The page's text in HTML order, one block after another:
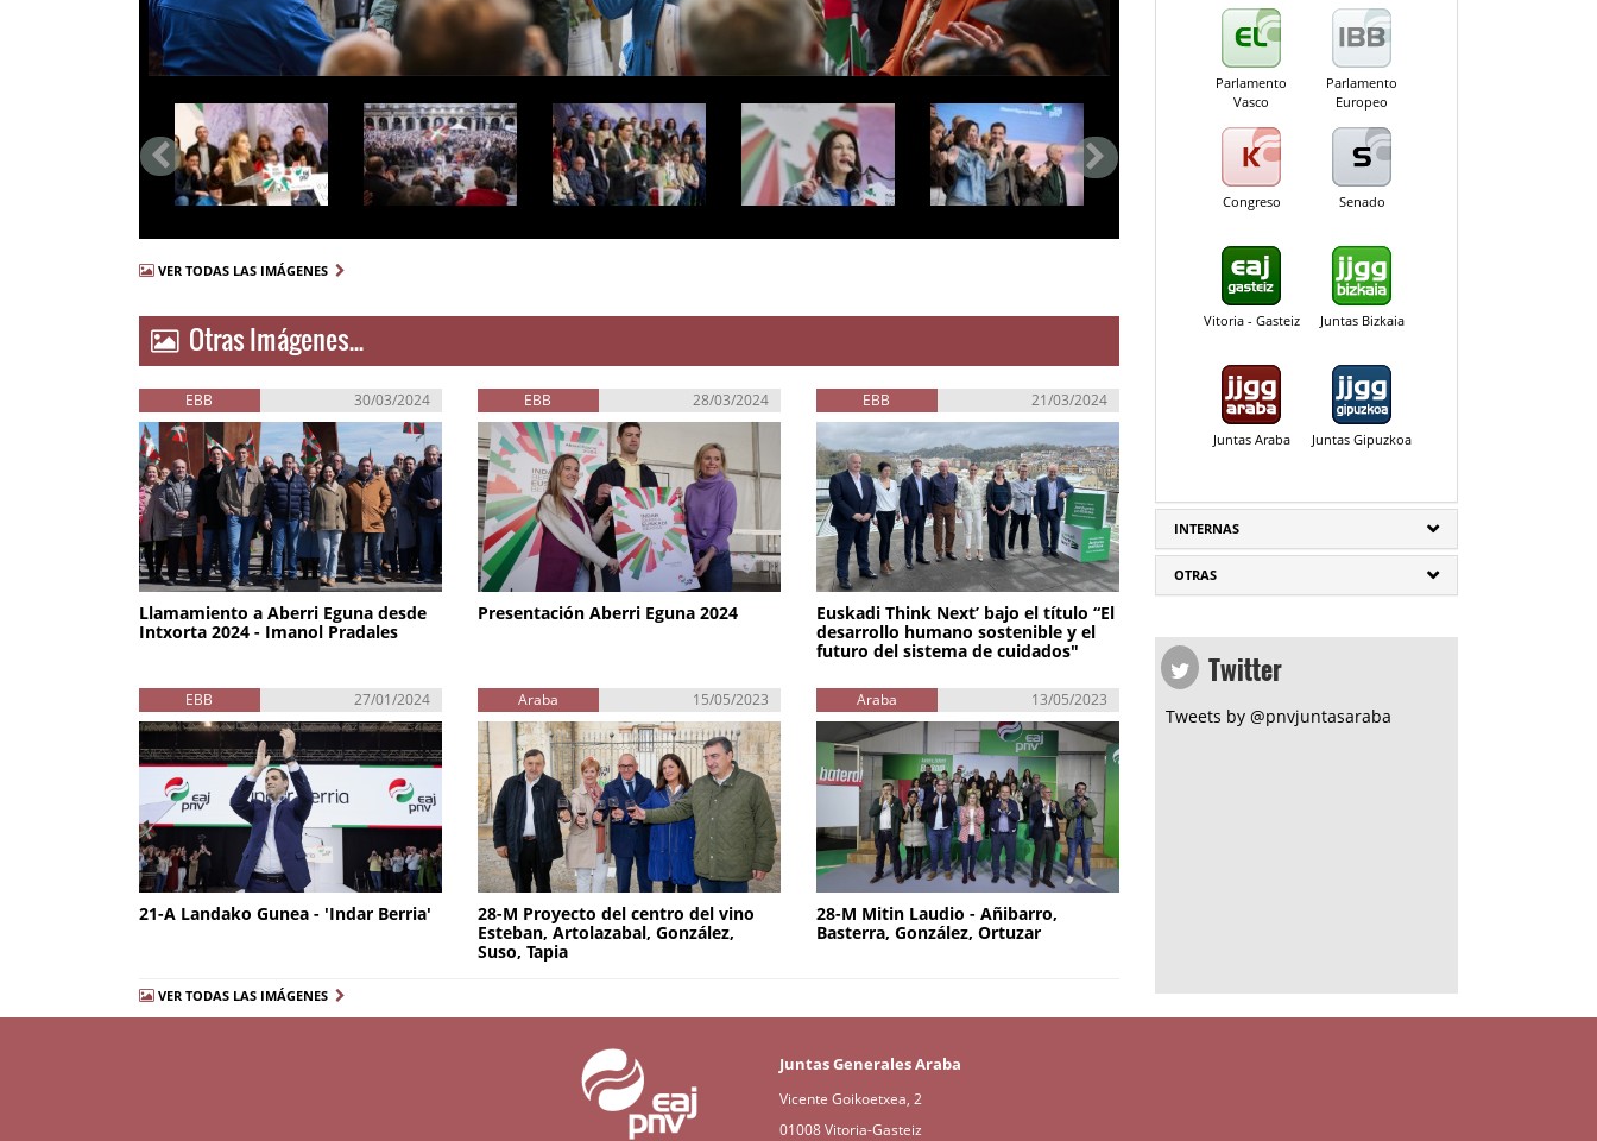
VER TODAS LAS IMÁGENES
Otras Imágenes...
EBB 30/03/2024
Llamamiento a Aberri Eguna desde
Intxorta 2024 - Imanol Pradales
EBB 28/03/2024
Presentación Aberri Eguna 2024
EBB 21/03/2024
Euskadi Think Next’ bajo el título “El
desarrollo humano sostenible y el
futuro del sistema de cuidados"
EBB 27/01/2024
21-A Landako Gunea - 'Indar Berria'
Araba 15/05/2023
28-M Proyecto del centro del vino
Esteban, Artolazabal, González,
Suso, Tapia
Araba 13/05/2023
28-M Mitin Laudio - Añibarro,
Basterra, González, Ortuzar
VER TODAS LAS IMÁGENES
Parlamento
Vasco
Parlamento
Europeo
Congreso Senado
Vitoria - Gasteiz Juntas Bizkaia
Juntas Araba Juntas Gipuzkoa
INTERNAS
OTRAS
Twitter
Tweets by @pnvjuntasaraba
Juntas Generales Araba
Vicente Goikoetxea, 2
01008 Vitoria-Gasteiz